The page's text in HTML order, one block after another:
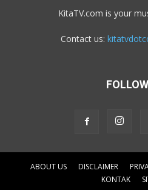
KitaTV.com is your
Contact us:
ABOUT US DISCLAIMER
KONTAK